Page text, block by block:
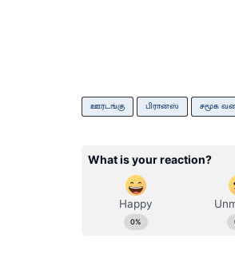
ஊரடங்கு பிரான்ஸ் சமூக